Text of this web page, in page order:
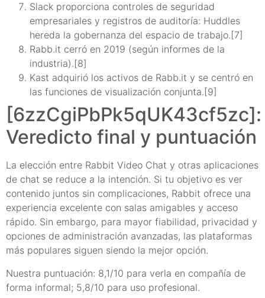
Slack proporciona controles de seguridad
empresariales y registros de auditoría: Huddles
hereda la gobernanza del espacio de trabajo.[7]
Rabb.it cerró en 2019 (según informes de la
industria).[8]
Kast adquirió los activos de Rabb.it y se centró en
las funciones de visualización conjunta.[9]
[6zzCgiPbPk5qUK43cf5zc]:
Veredicto final y puntuación
La elección entre Rabbit Video Chat y otras aplicaciones
de chat se reduce a la intención. Si tu objetivo es ver
contenido juntos sin complicaciones, Rabbit ofrece una
experiencia excelente con salas amigables y acceso
rápido. Sin embargo, para mayor fiabilidad, privacidad y
opciones de administración avanzadas, las plataformas
más populares siguen siendo la mejor opción.
Nuestra puntuación: 8,1/10 para verla en compañía de
forma informal; 5,8/10 para uso profesional.